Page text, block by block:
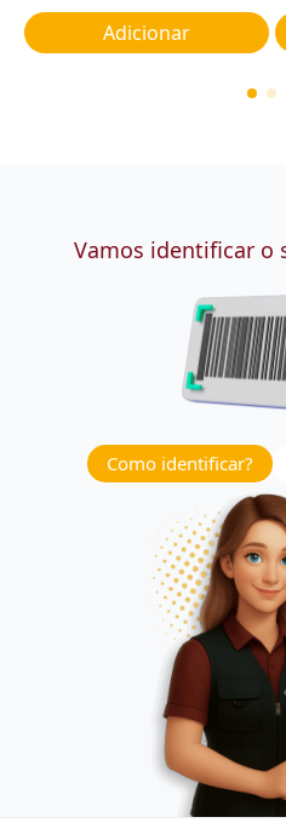
Adicionar
Vamos identificar o
Como identificar?